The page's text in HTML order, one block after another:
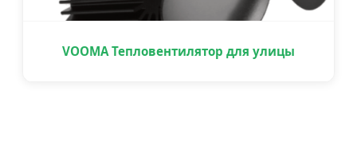
VOOMA Тепловентилятор для улицы